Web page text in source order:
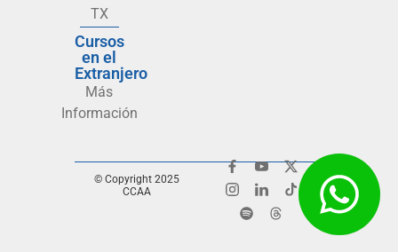
TX
Cursos
en el
Extranjero
Más
Información
© Copyright 2025
CCAA